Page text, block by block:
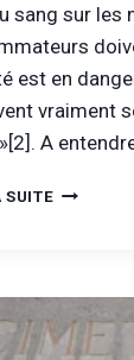
sang sur les
est en
vraiment
A
SUITECHERS
SANG